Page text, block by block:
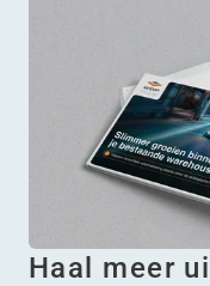
Haal meer